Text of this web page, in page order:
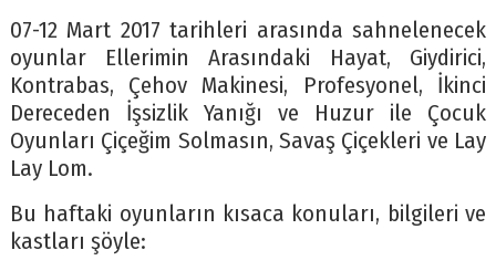
07-12 Mart 2017 tarihleri arasında sahnelenecek
oyunlar Ellerimin Arasındaki Hayat, Giydirici,
Kontrabas, Çehov Makinesi, Profesyonel, İkinci
Dereceden İşsizlik Yanığı ve Huzur ile Çocuk
Oyunları Çiçeğim Solmasın, Savaş Çiçekleri ve Lay
Lay Lom.
Bu haftaki oyunların kısaca konuları, bilgileri ve
kastları şöyle: